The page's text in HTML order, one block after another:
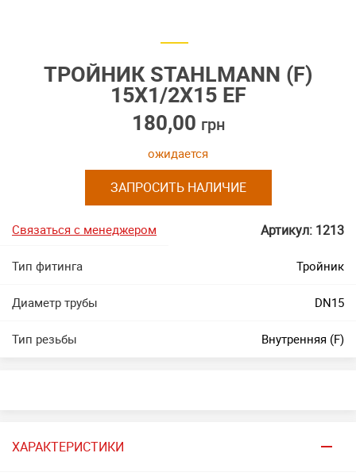
ТРОЙНИК STAHLMANN (F)
15Х1/2Х15 EF
180,00 грн
ожидается
ЗАПРОСИТЬ НАЛИЧИЕ
Связаться с менеджером Артикул: 1213
Тип фитинга Тройник
Диаметр трубы DN15
Тип резьбы Внутренняя (F)
ХАРАКТЕРИСТИКИ